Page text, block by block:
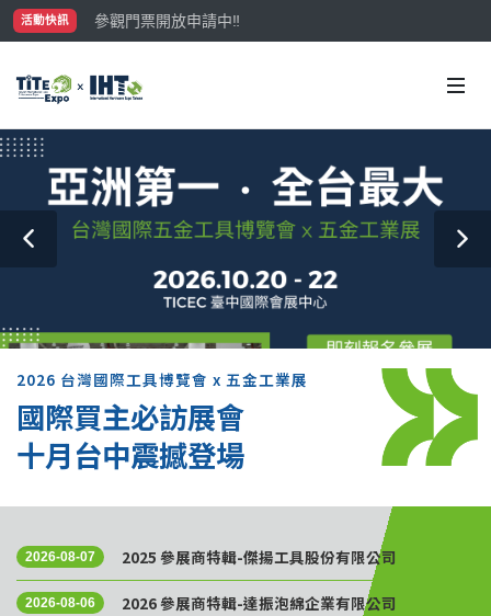
活動快訊
參觀門票開放申請中‼️
最大規模台灣五金展TiTE x IHT，2026/10/20-22與您在臺
2026 台灣國際工具博覽會 x 五金工業展
國際買主必訪展會
十月台中震撼登場
2026-08-07 2025 參展商特輯-傑揚工具股份有限公司
2026-08-06 2026 參展商特輯-達振泡綿企業有限公司